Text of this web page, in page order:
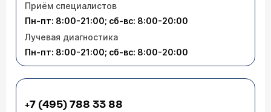
Приём специалистов
Пн-пт: 8:00-21:00; сб-вс: 8:00-20:00
Лучевая диагностика
Пн-пт: 8:00-21:00; сб-вс: 8:00-20:00
+7 (495) 788 33 88